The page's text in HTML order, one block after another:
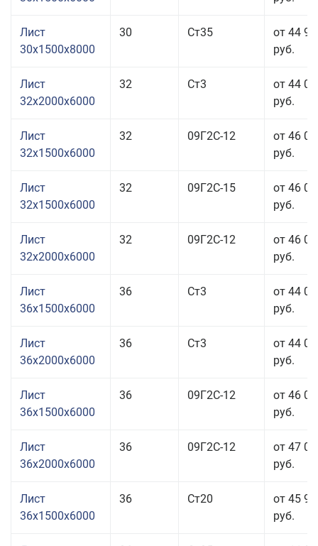
Лист
30x1500x8000
30 Ст35
от 44
руб.
Лист
32x2000x6000
32 Ст3
от 44
руб.
Лист
32x1500x6000
32 09Г2С-12
от 46
руб.
Лист
32x1500x6000
32 09Г2С-15
от 46
руб.
Лист
32x2000x6000
32 09Г2С-12
от 46
руб.
Лист
36x1500x6000
36 Ст3
от 44
руб.
Лист
36x2000x6000
36 Ст3
от 44
руб.
Лист
36x1500x6000
36 09Г2С-12
от 46
руб.
Лист
36x2000x6000
36 09Г2С-12
от 47
руб.
Лист
36x1500x6000
36 Ст20
от 45
руб.